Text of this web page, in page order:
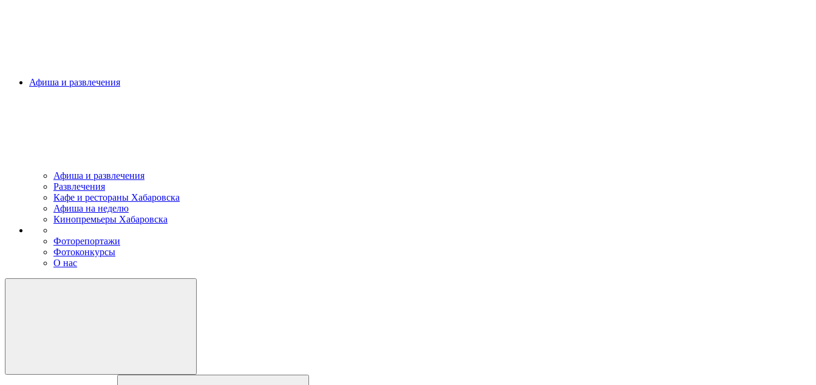
Афиша и развлечения
Афиша и развлечения
Развлечения
Кафе и рестораны Хабаровска
Афиша на неделю
Кинопремьеры Хабаровска
Фоторепортажи
Фотоконкурсы
О нас